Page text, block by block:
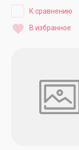
К сравнению
В избранное